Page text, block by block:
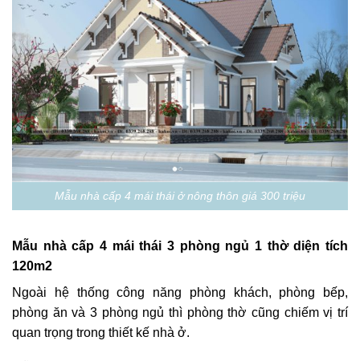
Mẫu nhà cấp 4 mái thái ở nông thôn giá 300 triệu
Mẫu nhà cấp 4 mái thái 3 phòng ngủ 1 thờ diện tích
120m2
Ngoài hệ thống công năng phòng khách, phòng bếp,
phòng ăn và 3 phòng ngủ thì phòng thờ cũng chiếm vị trí
quan trọng trong thiết kế nhà ở.